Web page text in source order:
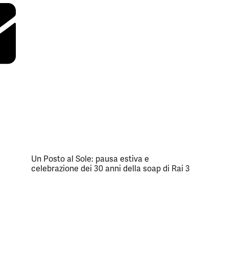
Un Posto al Sole: pausa estiva e
celebrazione dei 30 anni della soap di Rai 3